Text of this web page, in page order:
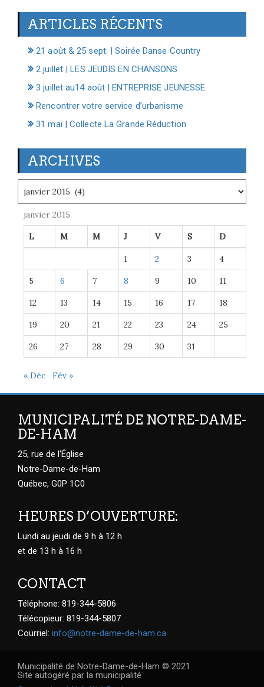
ARTICLES RÉCENTS
21 août & 25 sept. | Soirée Danse Country
2 juillet | LES JEUDIS EN CHANSONS
3 juillet au14 août | ENTREPRISE JEUNESSE
Rencontrer votre service d’urbanisme
31 mai | Collecte La Grande Réduction
ARCHIVES
janvier 2015
L M M J V S D
1 2 3 4
5 6 7 8 9 10 11
12 13 14 15 16 17 18
19 20 21 22 23 24 25
26 27 28 29 30 31
« Déc Fév »
MUNICIPALITÉ DE NOTRE-DAME-
DE-HAM
25, rue de l'Église
Notre-Dame-de-Ham
Québec, G0P 1C0
HEURES D’OUVERTURE:
Lundi au jeudi de 9 h à 12 h
et de 13 h à 16 h
CONTACT
Téléphone: 819-344-5806
Télécopieur: 819-344-5807
Courriel: info@notre-dame-de-ham.ca
Municipalité de Notre-Dame-de-Ham © 2021
Site autogéré par la municipalité